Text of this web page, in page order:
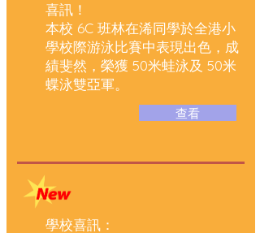
喜訊！
本校 6C 班林在浠同學於全港小
學校際游泳比賽中表現出色，成
績斐然，榮獲 50米蛙泳及 50米
蝶泳雙亞軍。
查看
學校喜訊：